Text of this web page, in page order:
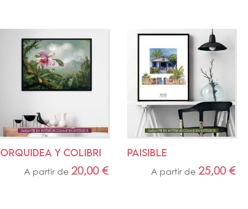
ORQUIDEA Y COLIBRI
A partir de20,00€
PAISIBLE
A partir de 25,00 €